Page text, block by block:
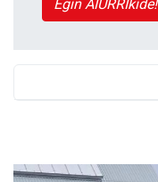
Egin AIURRIkide!